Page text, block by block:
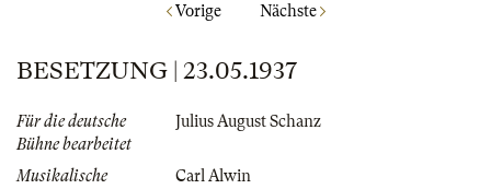
Vorige Nächste
BESETZUNG | 23.05.1937
Für die deutsche
Bühne bearbeitet
Julius August Schanz
Musikalische
Carl Alwin